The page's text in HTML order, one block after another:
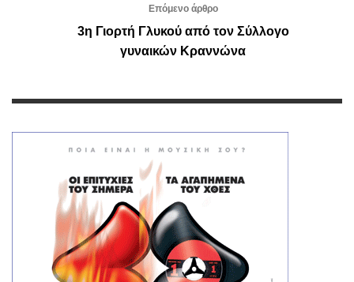
Επόμενο άρθρο
3η Γιορτή Γλυκού από τον Σύλλογο
γυναικών Κραννώνα